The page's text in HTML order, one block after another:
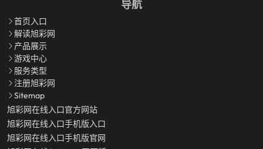
导航
首页入口
解读旭彩网
产品展示
游戏中心
服务类型
注册旭彩网
Sitemap
旭彩网在线入口官方网站
旭彩网在线入口手机版入口
旭彩网在线入口手机版官网